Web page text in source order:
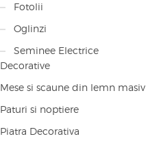
Fotolii
Oglinzi
Seminee Electrice
Decorative
Mese si scaune din lemn masiv
Paturi si noptiere
Piatra Decorativa